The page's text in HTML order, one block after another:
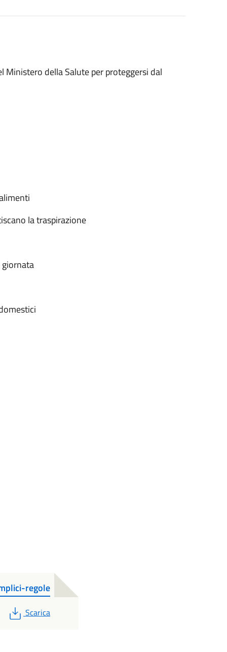
della Salute per proteggersi dal
la traspirazione
giornata
regole
PDF
Scarica